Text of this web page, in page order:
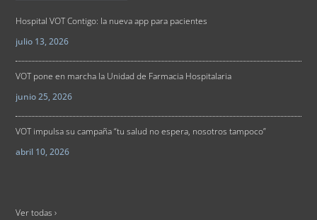
Hospital VOT Contigo: la nueva app para pacientes
julio 13, 2026
VOT pone en marcha la Unidad de Farmacia Hospitalaria
junio 25, 2026
VOT impulsa su campaña “tu salud no espera, nosotros tampoco”
abril 10, 2026
Ver todas ›